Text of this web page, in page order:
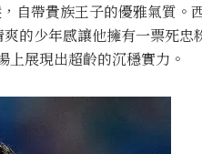
自帶貴族王子的優雅氣質。
的少年感讓他擁有一票死忠
展現出超齡的沉穩實力。